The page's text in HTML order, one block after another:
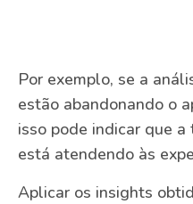
Por exemplo, se a
estão abandonando o
isso pode indicar que
está atendendo às
Aplicar os insights